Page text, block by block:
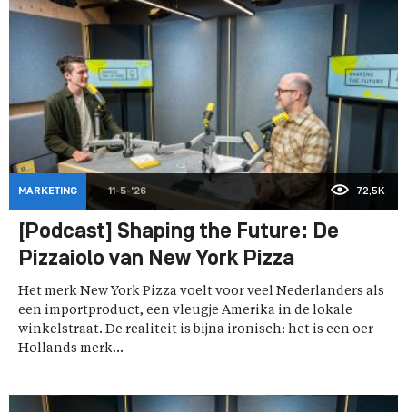
MARKETING 11-5-'26 72,5K
[Podcast] Shaping the Future: De
Pizzaiolo van New York Pizza
Het merk New York Pizza voelt voor veel Nederlanders als
een importproduct, een vleugje Amerika in de lokale
winkelstraat. De realiteit is bijna ironisch: het is een oer-
Hollands merk...